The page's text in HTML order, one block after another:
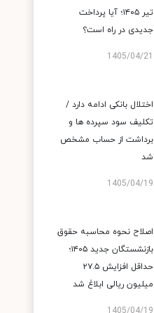
تیر ۱۴۰۵؛ آیا پرداخت
جدیدی در راه است؟
1405/04/21
اختلال بانکی ادامه دارد /
تکلیف سود سپرده ها و
برداشت از حساب مشخص
شد
1405/04/19
اصلاح نحوه محاسبه حقوق
بازنشستگان جدید ۱۴۰۵؛
حداقل افزایش ۲۷.۵
میلیون ریالی ابلاغ شد